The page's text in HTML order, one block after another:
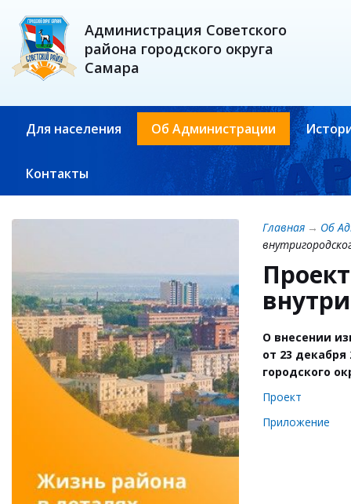
Администрация Советского
района городского округа
Самара
Для населения Об Администрации
Контакты
Главная → Об
О внесении
от 23
городского
Проект
Приложение